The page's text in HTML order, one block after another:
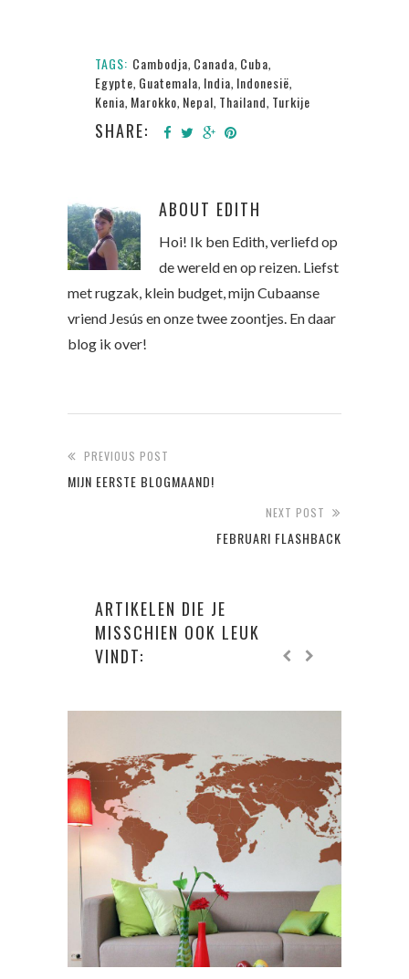
TAGS: Cambodja, Canada, Cuba,
Egypte, Guatemala, India, Indonesië,
Kenia, Marokko, Nepal, Thailand, Turkije
SHARE:
ABOUT EDITH
Hoi! Ik ben Edith, verliefd op
de wereld en op reizen. Liefst
met rugzak, klein budget, mijn Cubaanse
vriend Jesús en onze twee zoontjes. En daar
blog ik over!
PREVIOUS POST
MIJN EERSTE BLOGMAAND!
NEXT POST
FEBRUARI FLASHBACK
ARTIKELEN DIE JE
MISSCHIEN OOK LEUK
VINDT: